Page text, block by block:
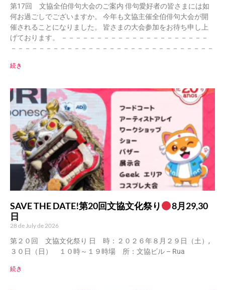
第17回 文協全伯俳句大会のご案内 俳句愛好者の皆さまには如
何お過ごしでございますか。 今年も文協主催全伯俳句大会が開
催されることになりました。 皆さまの大会参加をお待ち申し上
げております。 －－－－－－－－－－－－－－－－－－－－－
－－－－－－－－－－－－－－－－－－－－－－－－－－－－－
続き
SAVE THE DATE!第20回文協文化祭り
8月29,30
日
28 de July de 2026
第２０回 文協文化祭り 日 時：２０２６年８月２９日（土）,
３０日（日） １０時～１９時場 所：文協ビル – Rua
続き